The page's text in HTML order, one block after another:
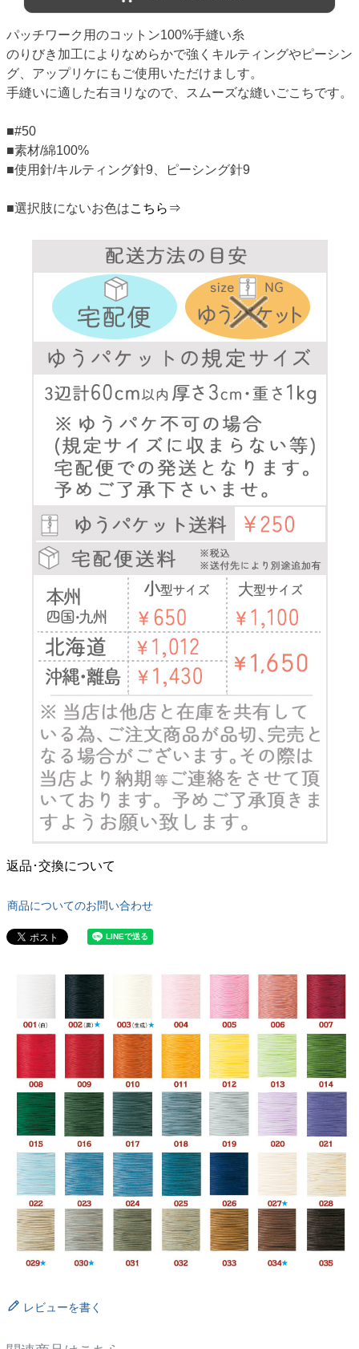
パッチワーク用のコットン100%手縫い糸
のりびき加工によりなめらかで強くキルティングやピーシン
グ、アップリケにもご使用いただけましす。
手縫いに適した右ヨリなので、スムーズな縫いごこちです。
■#50
■素材/綿100%
■使用針/キルティング針9、ピーシング針9
■選択肢にないお色はこちら⇒
返品･交換について
商品についてのお問い合わせ
レビューを書く